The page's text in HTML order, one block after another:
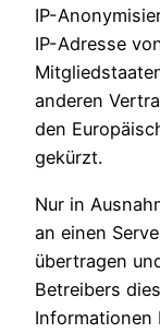
IP-
IP-Adresse
anderen
den
gekürzt.
Nur in
an einen
übertragen
Betreibers
Informationen